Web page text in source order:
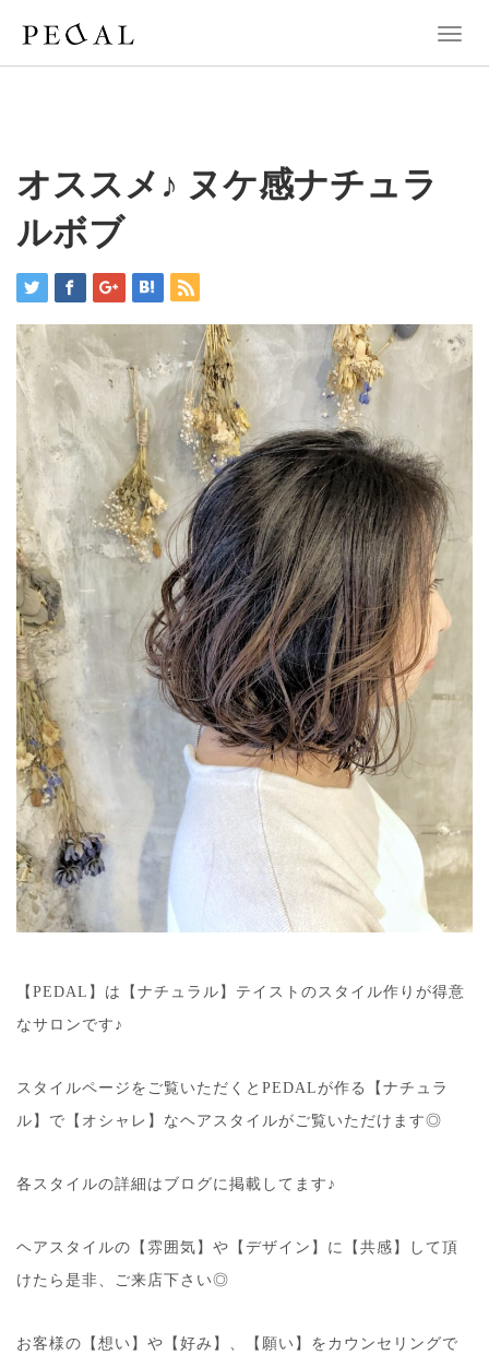
T
o
n
オススメ♪ ヌケ感ナチュラ
ルボブ
【PEDAL】は【ナチュラル】テイストのスタイル作りが得意
なサロンです♪
スタイルページをご覧いただくとPEDALが作る【ナチュラ
ル】で【オシャレ】なヘアスタイルがご覧いただけます◎
各スタイルの詳細はブログに掲載してます♪
ヘアスタイルの【雰囲気】や【デザイン】に【共感】して頂
けたら是非、ご来店下さい◎
お客様の【想い】や【好み】、【願い】をカウンセリングで